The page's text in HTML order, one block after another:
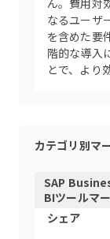
ん。費用対
なるユーザ
を含めた要
階的な導入
とで、より
カテゴリ別マ
SAP
BIツールマ
シェア